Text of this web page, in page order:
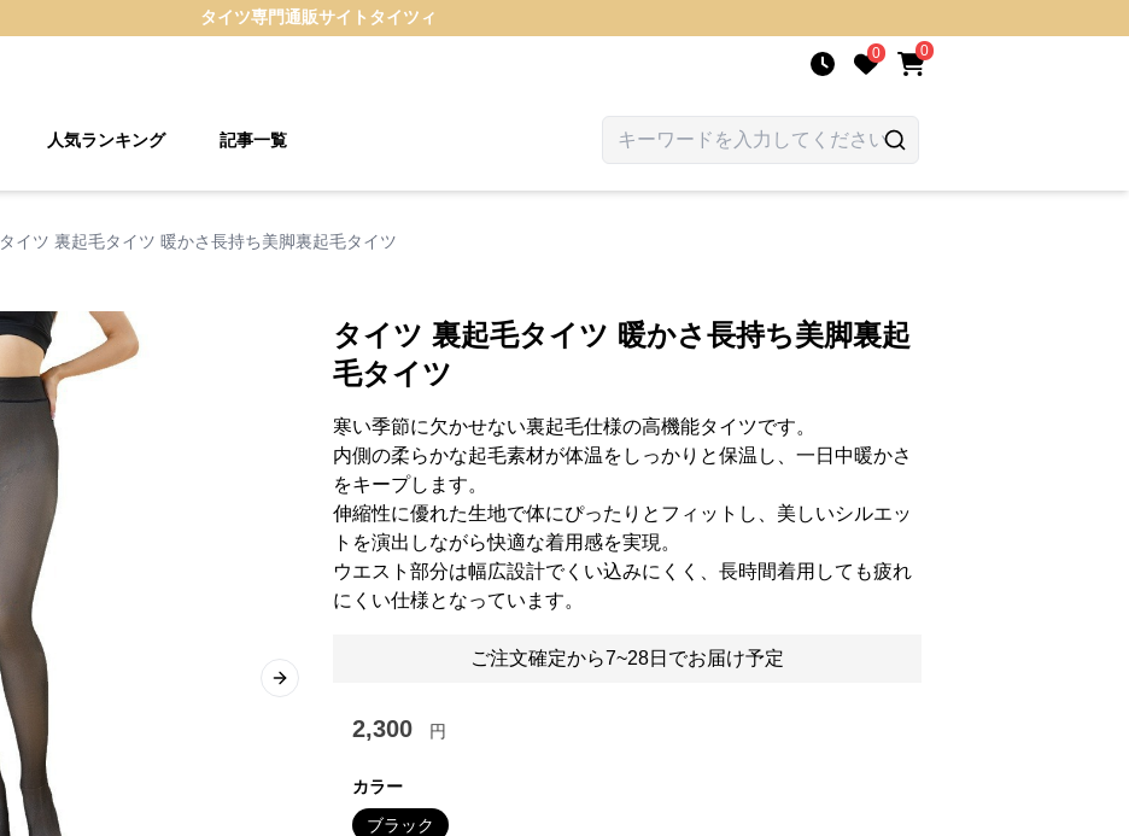
タイツ専門通販サイト タイツィ
0 0
人気ランキング 記事一覧
タイツ 裏起毛タイツ 暖かさ長持ち美脚裏起毛タイツ
Next slide
タイツ 裏起毛タイツ 暖かさ長持ち美脚裏起
毛タイツ
寒い季節に欠かせない裏起毛仕様の高機能タイツです。
内側の柔らかな起毛素材が体温をしっかりと保温し、一日中暖かさ
をキープします。
伸縮性に優れた生地で体にぴったりとフィットし、美しいシルエッ
トを演出しながら快適な着用感を実現。
ウエスト部分は幅広設計でくい込みにくく、長時間着用しても疲れ
にくい仕様となっています。
ご注文確定から7~28日でお届け予定
2,300 円
カラー
ブラック